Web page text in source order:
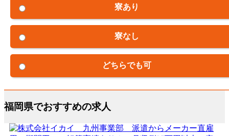
寮あり
寮なし
どちらでも可
福岡県でおすすめの求人